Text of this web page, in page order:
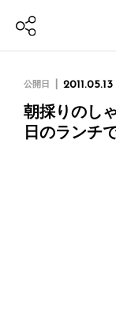
公開日 2011.05.13
朝採りのし
日のランチ